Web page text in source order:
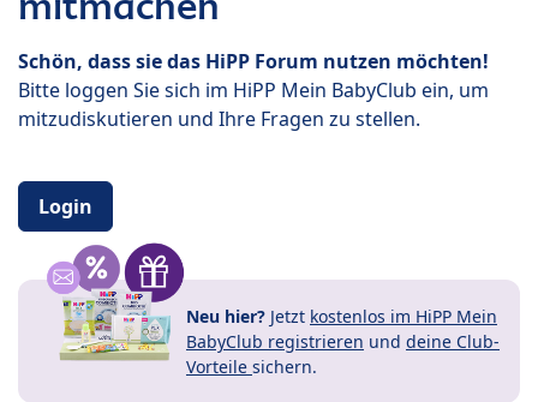
Schön, dass sie das HiPP Forum nutzen möchten!
Bitte loggen Sie sich im HiPP Mein BabyClub ein, um
mitzudiskutieren und Ihre Fragen zu stellen.
Login
Neu hier? Jetzt kostenlos im HiPP Mein
BabyClub registrieren und deine Club-
Vorteile sichern.